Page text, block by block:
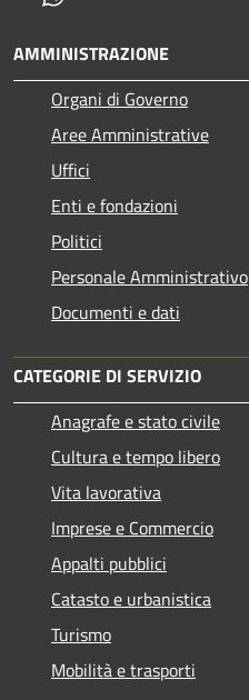
AMMINISTRAZIONE
Organi di Governo
Aree Amministrative
Uffici
Enti e fondazioni
Politici
Personale Amministrativo
Documenti e dati
CATEGORIE DI SERVIZIO
Anagrafe e stato civile
Cultura e tempo libero
Vita lavorativa
Imprese e Commercio
Appalti pubblici
Catasto e urbanistica
Turismo
Mobilità e trasporti